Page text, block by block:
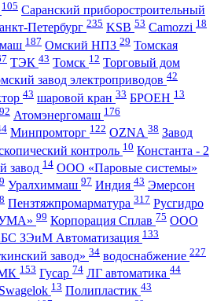
105 Саранский приборостроительный
Петербург 235 KSB 53 Camozzi 18
187 Омский НПЗ 29 Томская
ТЭК 43 Томск 12 Торговый дом
завод электроприводов 42
43 шаровой кран 33 БРОЕН 13
Атомэнергомаш 176
Минпромторг 122 OZNA 38 Завод
контроль 10 Константа - 2
завод 14 ООО «Паровые системы»
Уралхиммаш 97 Индия 43 Эмерсон
Пензтяжпромарматура 317 Русгидро
99 Корпорация Сплав 75 ООО
ЗЭиМ Автоматизация 133
завод» 34 водоснабжение 227
153 Гусар 74 ЛГ автоматика 44
Swagelok 13 Полипластик 43